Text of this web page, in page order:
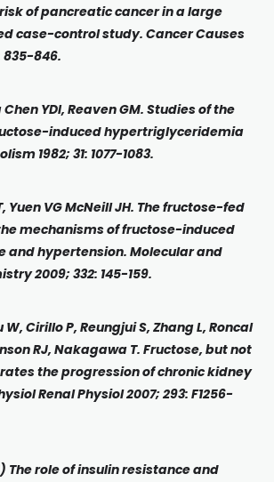
of pancreatic cancer in a large
case-control study. Cancer Causes
835-846.
YDI, Reaven GM. Studies of the
induced hypertriglyceridemia
1982; 31: 1077-1083.
Yuen VG McNeill JH. The fructose-fed
mechanisms of fructose-induced
and hypertension. Molecular and
2009; 332: 145-159.
W, Cirillo P, Reungjui S, Zhang L, Roncal
RJ, Nakagawa T. Fructose, but not
the progression of chronic kidney
Renal Physiol 2007; 293: F1256-
The role of insulin resistance and